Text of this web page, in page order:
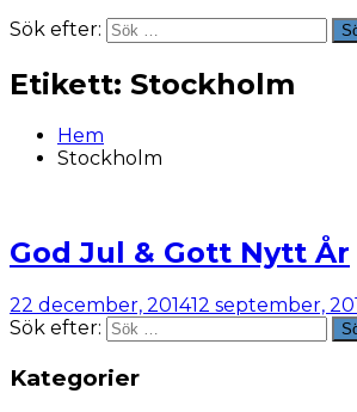
Sök efter:
Etikett: Stockholm
Hem
Stockholm
God Jul & Gott Nytt År
22 december, 201412 september,
Sök efter:
Kategorier